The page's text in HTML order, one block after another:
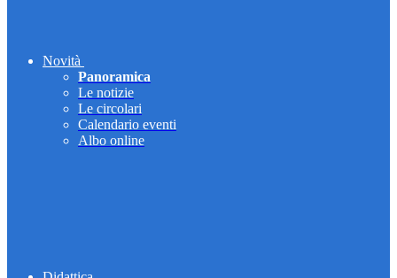
Novità
Panoramica
Le notizie
Le circolari
Calendario eventi
Albo online